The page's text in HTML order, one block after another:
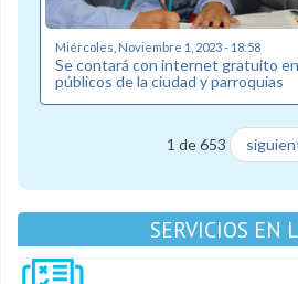
Miércoles, Noviembre 1, 2023 - 18:58
Se contará con internet gratuito
públicos de la ciudad y parroquias
1 de 653
SERVICIOS EN